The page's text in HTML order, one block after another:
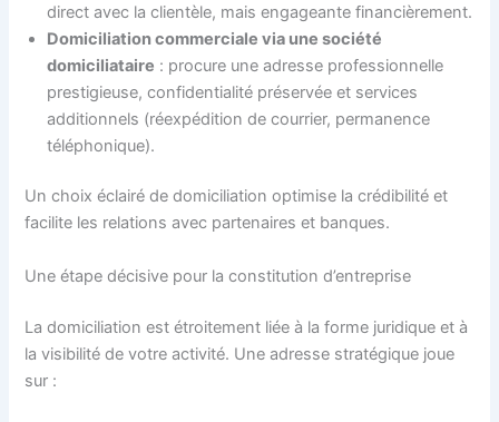
direct avec la clientèle, mais engageante financièrement.
Domiciliation commerciale via une société
domiciliataire : procure une adresse professionnelle
prestigieuse, confidentialité préservée et services
additionnels (réexpédition de courrier, permanence
téléphonique).
Un choix éclairé de domiciliation optimise la crédibilité et
facilite les relations avec partenaires et banques.
Une étape décisive pour la constitution d’entreprise
La domiciliation est étroitement liée à la forme juridique et à
la visibilité de votre activité. Une adresse stratégique joue
sur :